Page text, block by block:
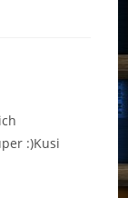
:)Kusi